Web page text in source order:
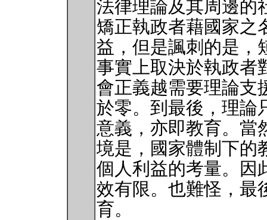
法律理論及其周邊的
矯正執政者藉國家之
益，但是諷刺的是，
事實上取決於執政者
會正義越需要理論支
於零。到最後，理論
意義，亦即教育。當
境是，國家體制下的
個人利益的考量。因
效有限。也難怪，最
育。